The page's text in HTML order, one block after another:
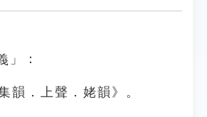
」：
韻．上聲．姥韻》。